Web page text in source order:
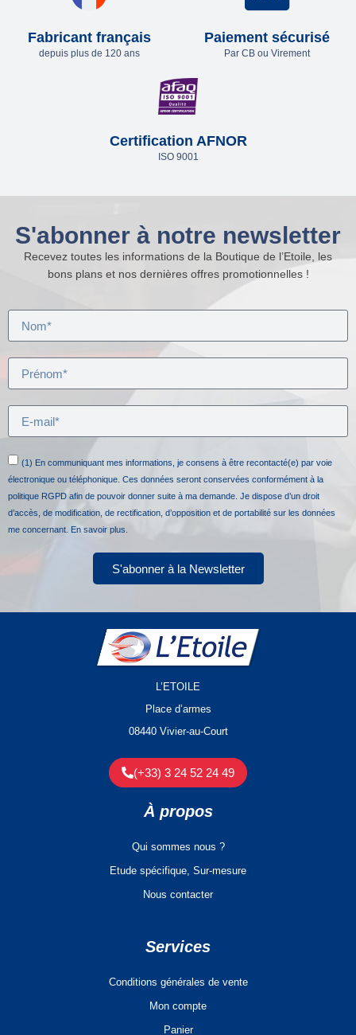
Fabricant français
depuis plus de 120 ans
Paiement sécurisé
Par CB ou Virement
Certification AFNOR
ISO 9001
S'abonner à notre newsletter
Recevez toutes les informations de la Boutique de l’Etoile, les
bons plans et nos dernières offres promotionnelles !
(1) En communiquant mes informations, je consens à être recontacté(e) par voie
électronique ou téléphonique. Ces données seront conservées conformément à la
politique RGPD afin de pouvoir donner suite à ma demande. Je dispose d’un droit
d’accès, de modification, de rectification, d’opposition et de portabilité sur les données
me concernant.
En savoir plus.
S'abonner à la Newsletter
L’ETOILE
Place d’armes
08440 Vivier-au-Court
(+33) 3 24 52 24 49
À propos
Qui sommes nous ?
Etude spécifique, Sur-mesure
Nous contacter
Services
Conditions générales de vente
Mon compte
Panier